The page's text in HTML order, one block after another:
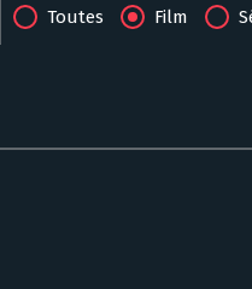
Toutes Film